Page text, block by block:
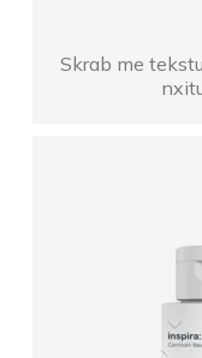
Skrab me